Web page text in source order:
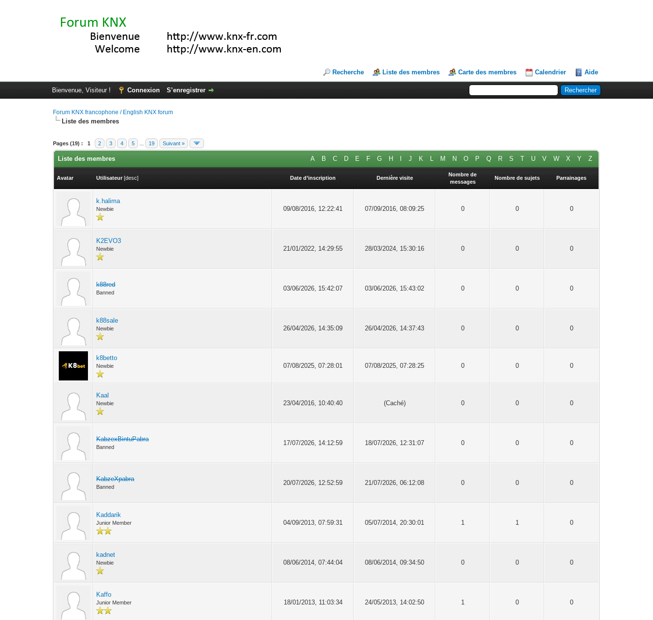
Recherche Liste des membres Carte des membres Calendrier Aide
Bienvenue, Visiteur ! Connexion S’enregistrer
Forum KNX francophone / English KNX forum
Liste des membres
Pages (19) : 1 2 3 4 5 19 Suivant »
A B C D E F G H J K L M N O P Q R S T U V W X Y Z
Liste des membres
Avatar Utilisateur [desc] Date d’inscription Dernière visite
Nombre de
messages
Nombre de sujets Parrainages
k.halima
Newbie 09/08/2016, 12:22:41 07/09/2016, 08:09:25 0 0 0
K2EVO3
Newbie 21/01/2022, 14:29:55 28/03/2024, 15:30:16 0 0 0
k88red
Banned
03/06/2026, 15:42:07 03/06/2026, 15:43:02 0 0 0
k88sale
Newbie 26/04/2026, 14:35:09 26/04/2026, 14:37:43 0 0 0
k8betto
Newbie 07/08/2025, 07:28:01 07/08/2025, 07:28:25 0 0 0
Kaal
Newbie 23/04/2016, 10:40:40 (Caché) 0 0 0
KabzexBintuPabra
Banned
17/07/2026, 14:12:59 18/07/2026, 12:31:07 0 0 0
KabzeXpabra
Banned
20/07/2026, 12:52:59 21/07/2026, 06:12:08 0 0 0
Kaddarik
Junior Member 04/09/2013, 07:59:31 05/07/2014, 20:30:01 1 1 0
kadnet
Newbie 08/06/2014, 07:44:04 08/06/2014, 09:34:50 0 0 0
Kaffo
Junior Member 18/01/2013, 11:03:34 24/05/2013, 14:02:50 1 0 0